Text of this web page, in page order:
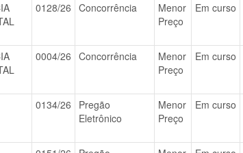
0128/26 Concorrência
Menor
Preço
Em curso
0004/26 Concorrência
Menor
Preço
Em curso
0134/26
Pregão
Eletrônico
Menor
Preço
Em curso